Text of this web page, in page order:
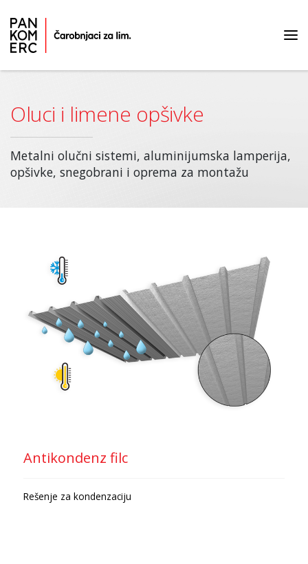
Oluci i limene opšivke
Metalni olučni sistemi, aluminijumska lamperija,
opšivke, snegobrani i oprema za montažu
Antikondenz filc
Rešenje za kondenzaciju